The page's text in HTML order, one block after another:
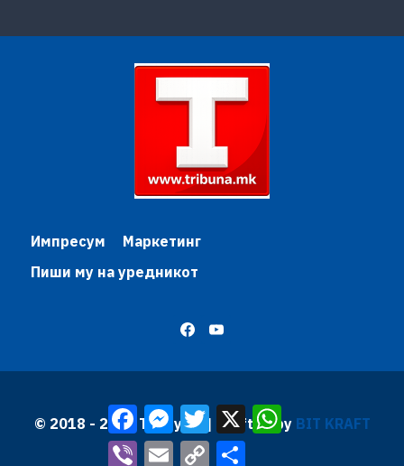
Импресум
Маркетинг
Пиши му на уредникот
© 2018 - 2026 Трибуна | Krafted by BIT KRAFT
FacebookMessenger
TwitterX
Viber
Email Copy
Link